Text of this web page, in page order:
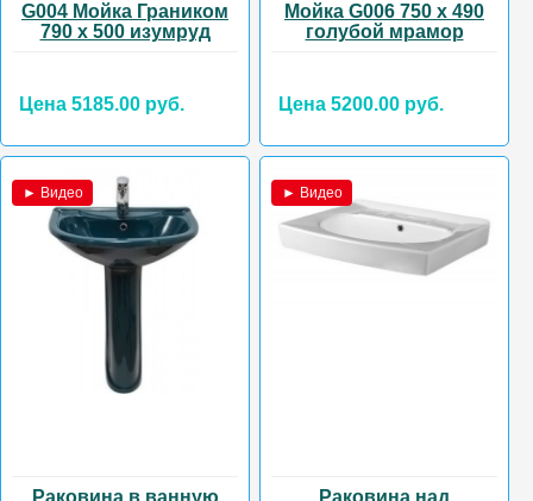
G004 Мойка Граником
790 х 500 изумруд
Цена 5185.00 руб.
Мойка G006 750 х 490
голубой мрамор
Цена 5200.00 руб.
► Видео ► Видео